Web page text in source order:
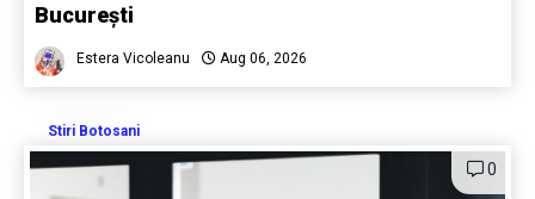
București
Estera Vicoleanu Aug 06, 2026
Stiri Botosani
0